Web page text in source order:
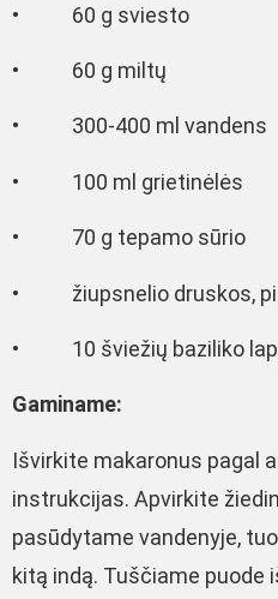
• 60 g sviesto
• 60 g miltų
• 300-400 ml vandens
• 100 ml grietinėlės
• 70 g tepamo sūrio
• žiupsnelio druskos,
• 10 šviežių baziliko
Gaminame:
Išvirkite makaronus pagal
instrukcijas. Apvirkite
pasūdytame vandenyje,
kitą indą. Tuščiame puode